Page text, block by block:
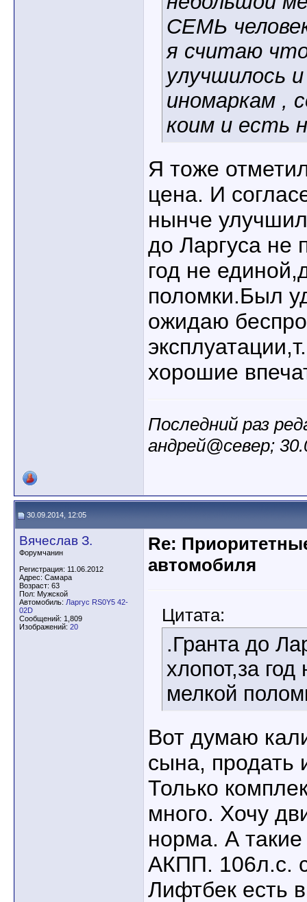
СЕМЬ
я считаю
улучшилось
иномаркам ,
коим и есть
Я тоже
цена. И
нынче
до Ларгуса не
год не
поломки.Был
ожидаю
хорошие
Последний раз
андрей@север;
30.09.2014, 12:05
Вячеслав З.
Форумчанин
Регистрация: 11.06.2012
Адрес: Самара
Возраст: 63
Пол: Мужской
Автомобиль: Ларгус RS0Y5 42-
02D
Сообщений: 1,809
Изображений: 20
Re:
автомобиля
Цитата:
.Гранта до
хлопот,за
мелкой
Вот думаю
сына, продать
Только
много. Хочу
норма. А
АКПП. 106л.с.
Лифтбек есть